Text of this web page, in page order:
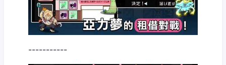
-----------